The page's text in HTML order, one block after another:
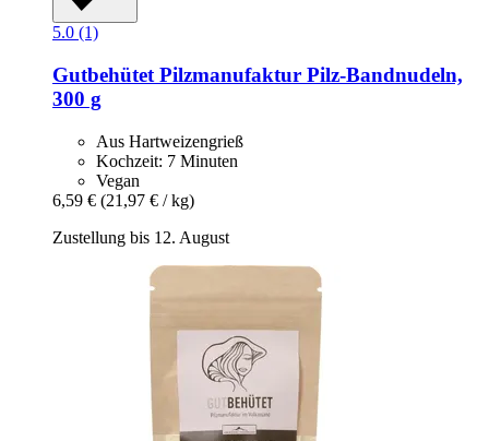
5.0 (1)
Gutbehütet Pilzmanufaktur Pilz-​Bandnudeln,
300 g
Aus Hartweizengrieß
Kochzeit: 7 Minuten
Vegan
6,59 € (21,97 € / kg)
Zustellung bis 12. August